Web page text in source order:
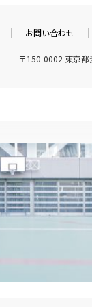
お問い合わせ
〒150-0002 東京